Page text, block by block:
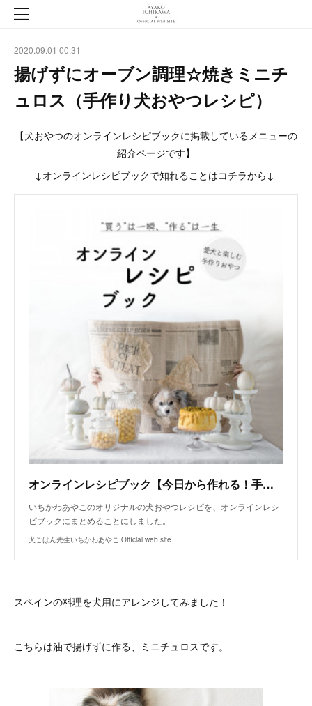
2020.09.01 00:31
揚げずにオーブン調理☆焼きミニチ
ュロス（手作り犬おやつレシピ）
【犬おやつのオンラインレシピブックに掲載しているメニューの
紹介ページです】
↓オンラインレシピブックで知れることはコチラから↓
オンラインレシピブック【今日から作れる！手作り犬おやつレシピ】
いちかわあやこのオリジナルの犬おやつレシピを、オンラインレシ
ピブックにまとめることにしました。
犬ごはん先生いちかわあやこ Official web site
スペインの料理を犬用にアレンジしてみました！
こちらは油で揚げずに作る、ミニチュロスです。